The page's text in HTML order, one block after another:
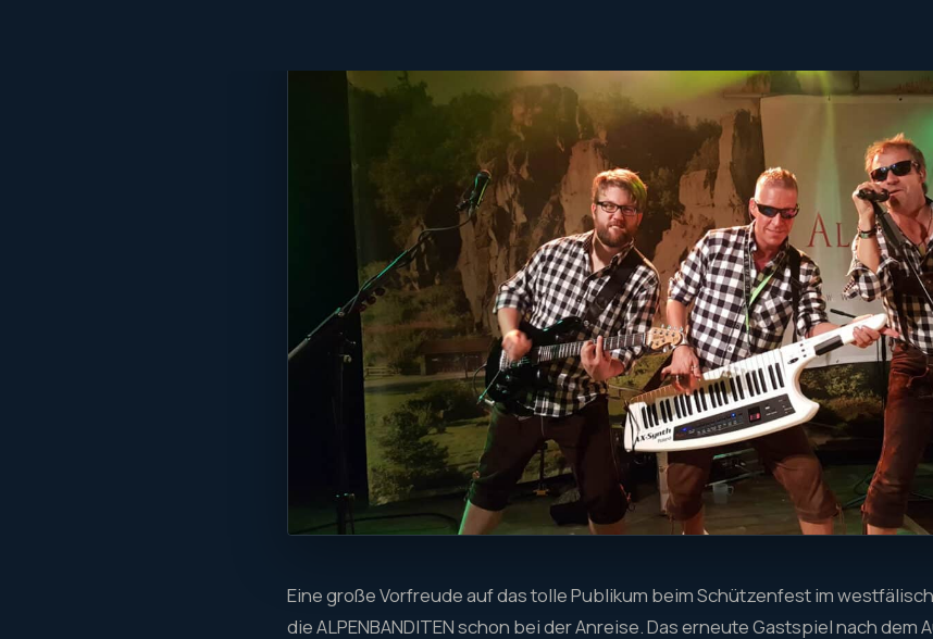
Eine große Vorfreude auf das tolle Publikum beim Schützenfest im
die ALPENBANDITEN schon bei der Anreise. Das erneute Gastspiel nach